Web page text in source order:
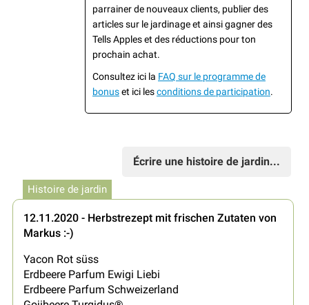
parrainer de nouveaux clients, publier des
articles sur le jardinage et ainsi gagner des
Tells Apples et des réductions pour ton
prochain achat.
Consultez ici la FAQ sur le programme de
bonuset ici lesconditions de participation.
Écrire une histoire de jardin...
Histoire de jardin
12.11.2020 - Herbstrezept mit frischen Zutaten von
Markus :-)
Yacon Rot süss
Erdbeere Parfum Ewigi Liebi
Erdbeere Parfum Schweizerland